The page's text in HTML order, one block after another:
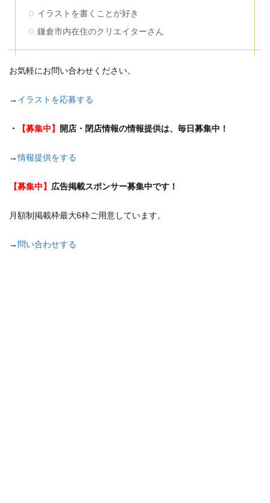
イラストを書くことが好き
鎌倉市内在住のクリエイターさん
お気軽にお問い合わせください。
→ イラストを応募する
・ 【募集中】 開店・閉店情報の情報提供は、毎日募集中！
→情報提供をする
【募集中】 広告掲載スポンサー募集中です！
月額制掲載枠最大6枠ご用意しています。
→ 問い合わせする